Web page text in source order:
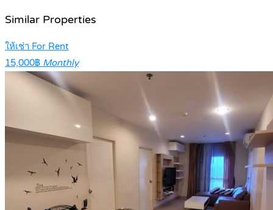
Similar Properties
ให้เช่า For Rent
15,000฿ Monthly